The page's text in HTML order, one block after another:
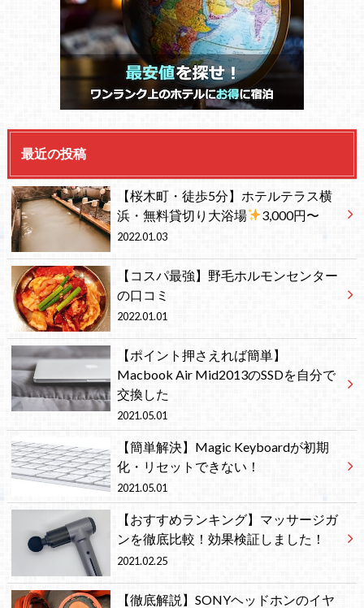
最近の投稿
【桜木町・徒歩5分】ホテルテラス横
浜・無料貸切り大浴場
3,000円〜
2022.01.03
【コスパ最強】野毛ホルモンセンター
の口コミ
2022.01.01
【ポイント押さえれば簡単】
Macbook Air Mid2013のSSDを自分で
交換した
2021.05.01
【簡単解決】Magic Keyboardが初期
化・リセットできない！
2021.05.01
【おすすめランキング】マッサージガ
ンを徹底比較！効果検証しました！
2021.02.25
【徹底解説】SONYヘッドホンのイヤ